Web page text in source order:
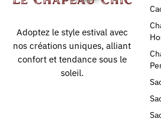
Adoptez le style estival avec
nos créations uniques, alliant
confort et tendance sous le
soleil.